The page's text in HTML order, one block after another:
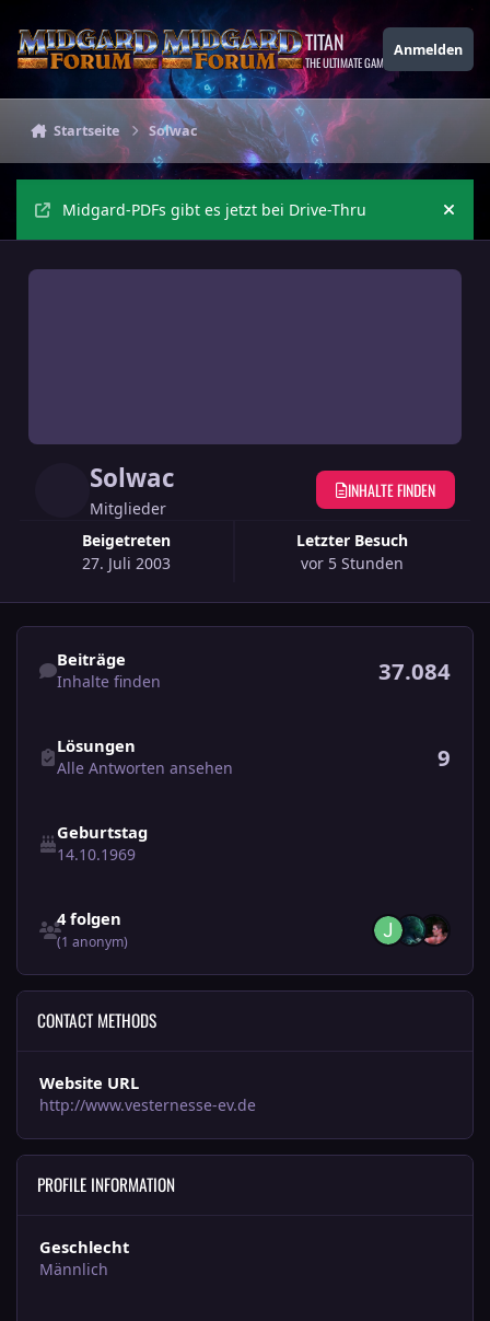
TITAN
THE ULTIMATE GAMING THEME
Anmelden
Startseite Solwac
Midgard-PDFs gibt es jetzt bei Drive-Thru
Solwac
Mitglieder
Beigetreten
27. Juli 2003
Letzter Besuch
vor 5 Stunden
INHALTE FINDEN
Inhalte finden
Beiträge
Inhalte finden 37.084
Lösungen
Alle Antworten ansehen 9
Geburtstag
14.10.1969
4 folgen
(1 anonym)
CONTACT METHODS
Website URL
http://www.vesternesse-ev.de
PROFILE INFORMATION
Geschlecht
Männlich